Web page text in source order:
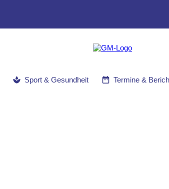
Sport & Gesundheit Termine &